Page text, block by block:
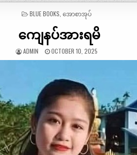
POSTED
BLUE BOOKS ,အောစာအုပ်
ကျေနပ်အားရမိ
ADMIN OCTOBER 10, 2025